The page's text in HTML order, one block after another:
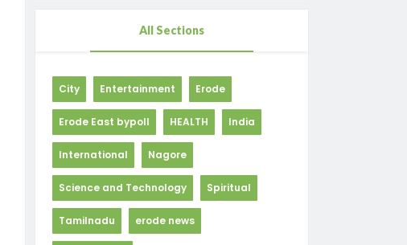
All Sections
City Entertainment Erode
Erode East bypoll HEALTH India
International Nagore
Science and Technology Spiritual
Tamilnadu erode news